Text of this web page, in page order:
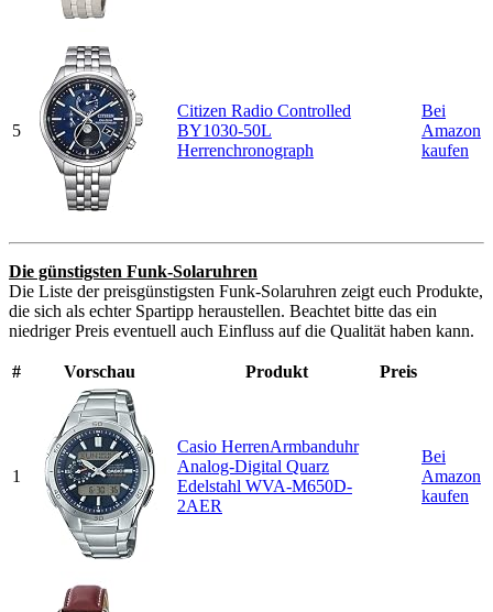
5
Citizen Radio Controlled
BY1030-50L
Herrenchronograph
Bei
Amazon
kaufen
Die günstigsten Funk-Solaruhren
Die Liste der preisgünstigsten Funk-Solaruhren zeigt euch Produkte,
die sich als echter Spartipp heraustellen. Beachtet bitte das ein
niedriger Preis eventuell auch Einfluss auf die Qualität haben kann.
# Vorschau Produkt Preis
1
Casio HerrenArmbanduhr
Analog-Digital Quarz
Edelstahl WVA-M650D-
2AER
Bei
Amazon
kaufen